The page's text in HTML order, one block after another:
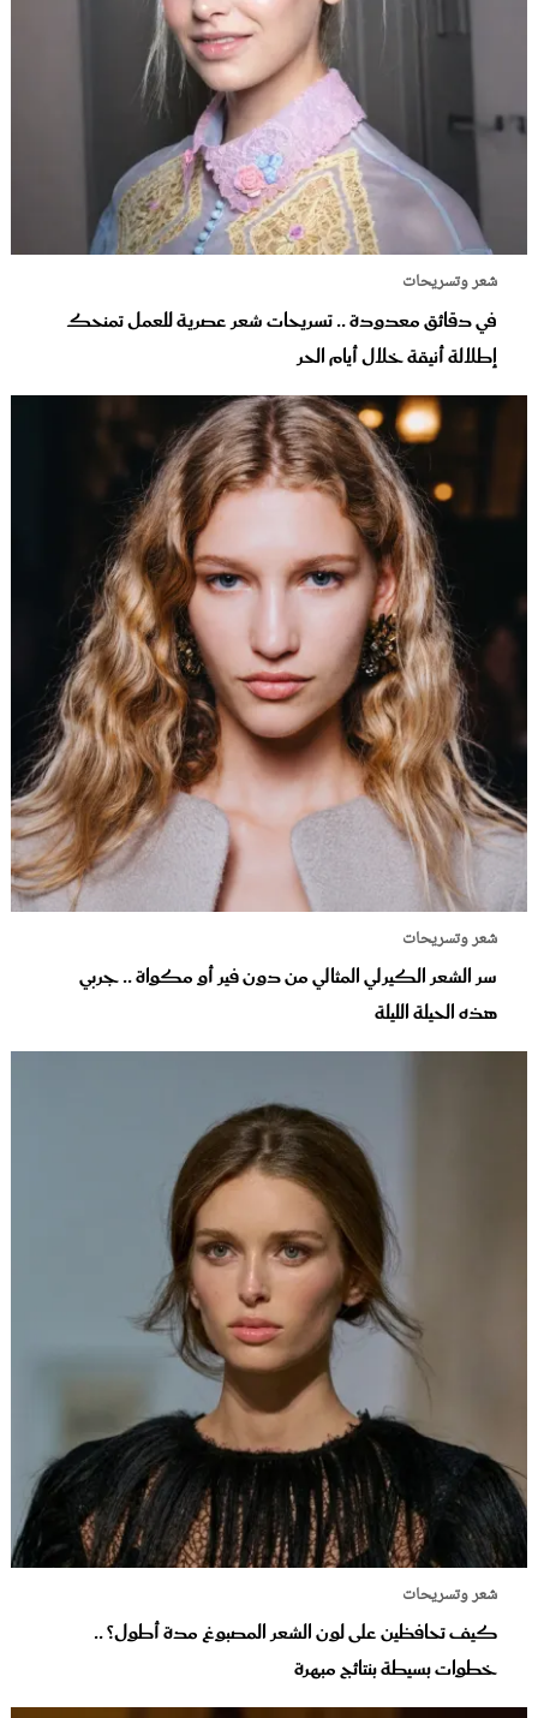
شعر وتسريحات
في دقائق معدودة .. تسريحات شعر عصرية للعمل تمنحك
إطلالة أنيقة خلال أيام الحر
شعر وتسريحات
سر الشعر الكيرلي المثالي من دون فير أو مكواة .. جربي
هذه الحيلة الليلة
شعر وتسريحات
كيف تحافظين على لون الشعر المصبوغ مدة أطول؟ ..
خطوات بسيطة بنتائج مبهرة